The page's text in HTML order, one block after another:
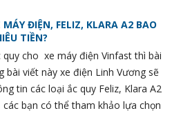
MÁY ĐIỆN, FELIZ, KLARA A2 BAO
TIỀN?
cho xe máy điện Vinfast thì bài
bài viết này xe điện Linh Vương sẽ
tin các loại ắc quy Feliz, Klara A2
bạn có thể tham khảo lựa chọn